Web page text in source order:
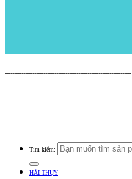
---------------------------------------------------------------------
Tìm kiếm:
HẢI THỤY